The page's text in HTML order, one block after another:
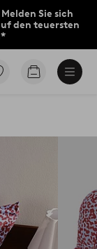
Sie sich
den teuersten
Zum